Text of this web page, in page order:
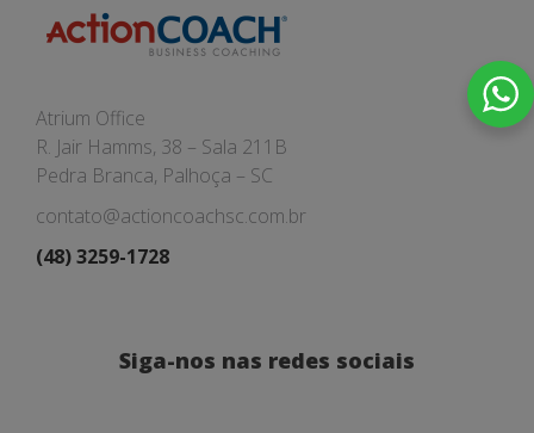
Atrium Office
R. Jair Hamms, 38 – Sala 211B
Pedra Branca, Palhoça – SC
contato@actioncoachsc.com.br
(48) 3259-1728
Siga-nos nas redes sociais